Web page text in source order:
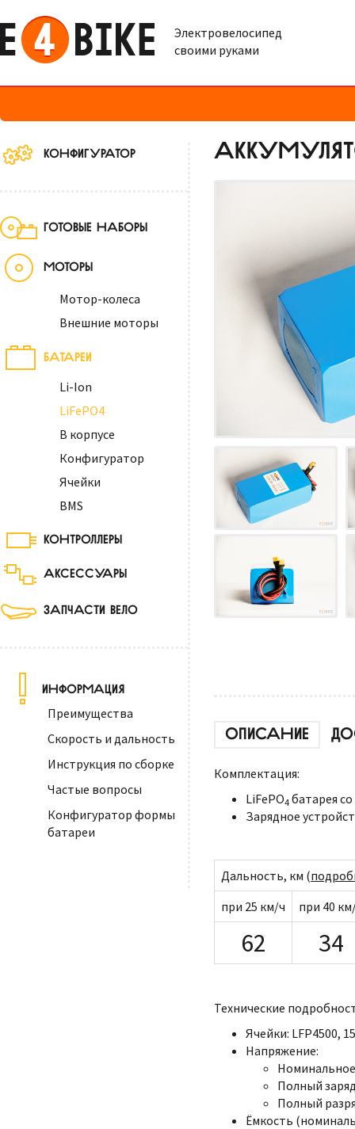
Электровелосипед
своими руками
КОНФИГУРАТОР
ГОТОВЫЕ НАБОРЫ
МОТОРЫ
Мотор-колеса
Внешние моторы
БАТАРЕИ
Li-Ion
LiFePO4
В корпусе
Конфигуратор
Ячейки
BMS
КОНТРОЛЛЕРЫ
АКСЕССУАРЫ
ЗАПЧАСТИ ВЕЛО
ИНФОРМАЦИЯ
Преимущества
Скорость и дальность
Инструкция по сборке
Частые вопросы
Конфигуратор формы
батареи
ОПИСАНИЕ
Комплектация:
LiFePO4 батарея
Зарядное
Дальность, км (
при 25 км/ч
при 40
62 34
Технические
Ячейки: LFP4500,
Напряжение:
Полный
Полный
Ёмкость